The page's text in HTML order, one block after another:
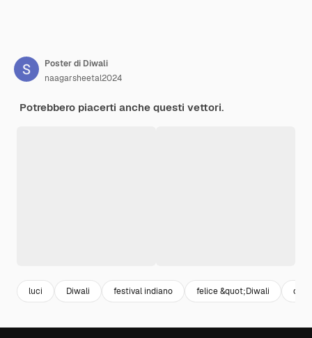
Poster di Diwali
naagarsheetal2024
Potrebbero piacerti anche questi vettori.
luci Diwali festival indiano felice &quot;Diwali